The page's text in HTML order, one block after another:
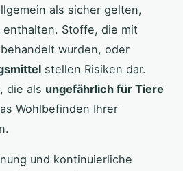
als sicher gelten,
enthalten. Stoffe, die mit
wurden, oder
stellen Risiken dar.
die als ungefährlich für Tiere
Wohlbefinden Ihrer
und kontinuierliche